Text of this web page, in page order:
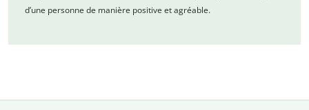
d’une personne de manière positive et agréable.